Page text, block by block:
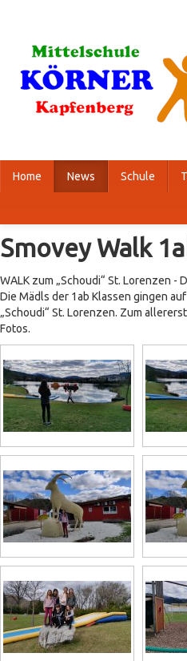
Home News Schule
Smovey Walk
WALK zum „Schoudi“ St. Lorenzen -
Die Mädls der 1ab Klassen gingen
„Schoudi“ St. Lorenzen. Zum
Fotos.